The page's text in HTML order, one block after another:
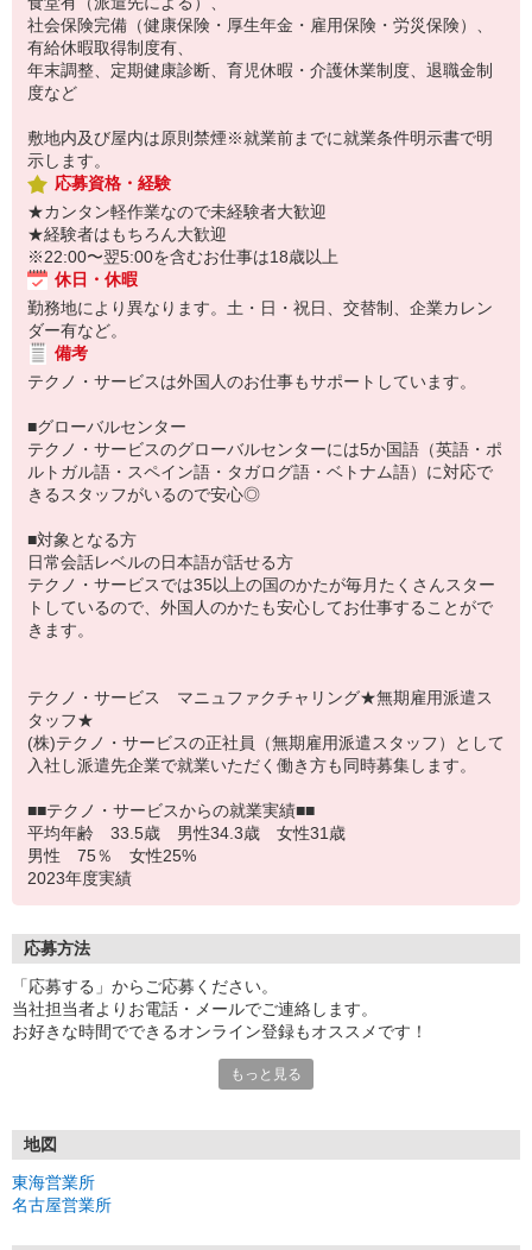
社会保険完備（健康保険・厚生年金・雇用保険・労災保険）、
有給休暇取得制度有、
年末調整、定期健康診断、育児休暇・介護休業制度、退職金制
度など
敷地内及び屋内は原則禁煙※就業前までに就業条件明示書で明
示します。
応募資格・経験
★カンタン軽作業なので未経験者大歓迎
★経験者はもちろん大歓迎
※22:00〜翌5:00を含むお仕事は18歳以上
休日・休暇
勤務地により異なります。土・日・祝日、交替制、企業カレン
ダー有など。
備考
テクノ・サービスは外国人のお仕事もサポートしています。
■グローバルセンター
テクノ・サービスのグローバルセンターには5か国語（英語・ポ
ルトガル語・スペイン語・タガログ語・ベトナム語）に対応で
きるスタッフがいるので安心◎
■対象となる方
日常会話レベルの日本語が話せる方
テクノ・サービスでは35以上の国のかたが毎月たくさんスター
トしているので、外国人のかたも安心してお仕事することがで
きます。
テクノ・サービス マニュファクチャリング★無期雇用派遣ス
タッフ★
(株)テクノ・サービスの正社員（無期雇用派遣スタッフ）として
入社し派遣先企業で就業いただく働き方も同時募集します。
■■テクノ・サービスからの就業実績■■
平均年齢 33.5歳 男性34.3歳 女性31歳
男性 75％ 女性25%
2023年度実績
応募方法
「応募する」からご応募ください。
当社担当者よりお電話・メールでご連絡します。
お好きな時間でできるオンライン登録もオススメです！
＜名古屋営業所＞
ル 4F
もっと見る
地図
東海営業所
名古屋営業所